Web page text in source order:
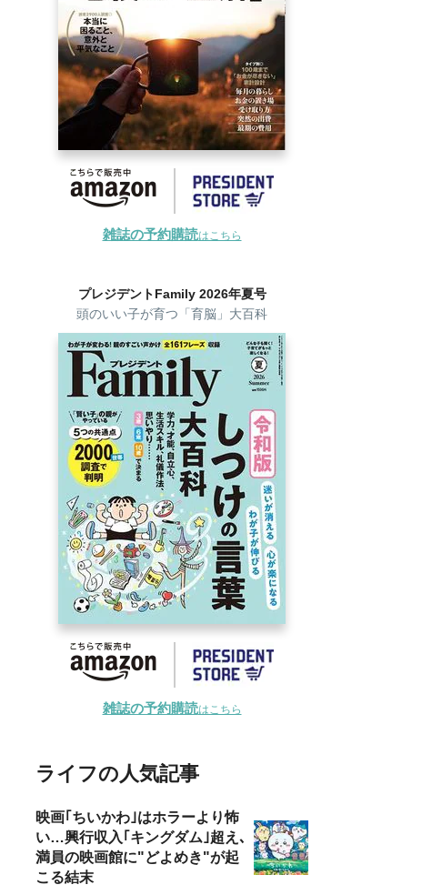
雑誌の予約購読はこちら
プレジデントFamily 2026年夏号
頭のいい子が育つ「育脳」大百科
雑誌の予約購読はこちら
ライフの人気記事
映画｢ちいかわ｣はホラーより怖
い…興行収入｢キングダム｣超え､
満員の映画館に"どよめき"が起
こる結末